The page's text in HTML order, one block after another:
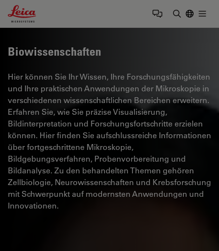
Leica Microsystems Logo
Biowissenschaften
Hier können Sie Ihr Wissen, Ihre Forschungsfähigkeiten
und Ihre praktischen Anwendungen der Mikroskopie in
verschiedenen wissenschaftlichen Bereichen erweitern.
Erfahren Sie, wie Sie präzise Visualisierung,
Bildinterpretation und Forschungsfortschritte erzielen
können. Hier finden Sie aufschlussreiche Informationen
über fortgeschrittene Mikroskopie,
Bildgebungsverfahren, Probenvorbereitung und
Bildanalyse. Zu den behandelten Themen gehören
Zellbiologie, Neurowissenschaften und Krebsforschung
mit Schwerpunkt auf modernsten Anwendungen und
Innovationen.